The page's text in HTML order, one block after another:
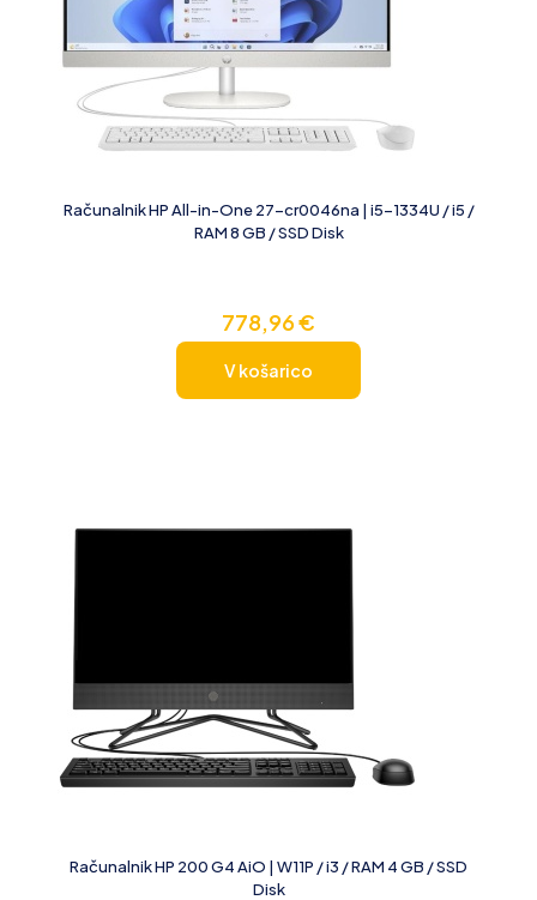
Računalnik HP All-in-One 27-cr0046na | i5-1334U / i5 /
RAM 8 GB / SSD Disk
778,96€
V košarico
Računalnik HP 200 G4 AiO | W11P / i3 / RAM 4 GB / SSD
Disk